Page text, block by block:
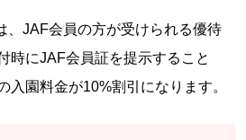
、JAF会員の方が受けられる優待
時にJAF会員証を提示すること
入園料金が10%割引になります。